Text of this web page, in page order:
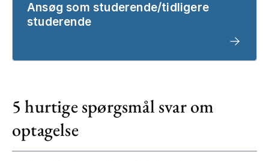
Ansøg som studerende/tidligere
studerende
5 hurtige spørgsmål svar om
optagelse